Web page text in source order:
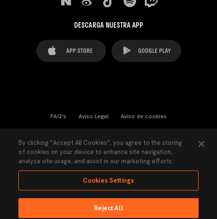
DESCARGA NUESTRA APP
FAQ's Aviso Legal Aviso de cookies
Ley Transparencia Política de Privacidad
Accesibilidad
By clicking “Accept All Cookies”, you agree to the storing
of cookies on your device to enhance site navigation,
analyze site usage, and assist in our marketing efforts.
Cookies Settings
Reject All